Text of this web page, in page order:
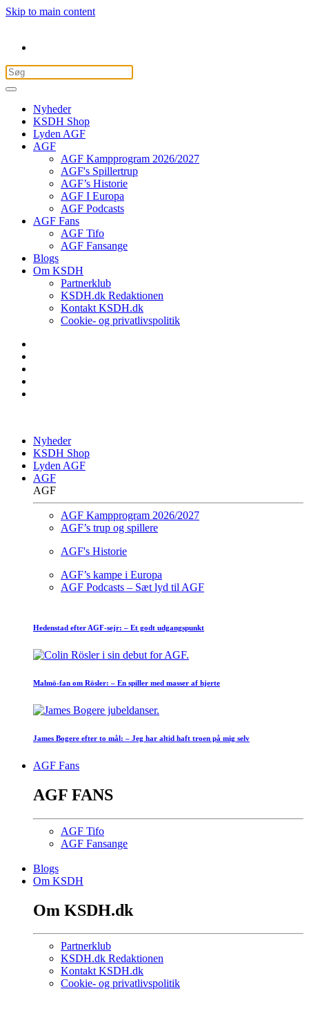
Skip to main content
Nyheder
KSDH Shop
Lyden AGF
AGF
AGF Kampprogram 2026/2027
AGF's Spillertrup
AGF’s Historie
AGF I Europa
AGF Podcasts
AGF Fans
AGF Tifo
AGF Fansange
Blogs
Om KSDH
Partnerklub
KSDH.dk Redaktionen
Kontakt KSDH.dk
Cookie- og privatlivspolitik
Nyheder
KSDH Shop
Lyden AGF
AGF
AGF
AGF Kampprogram 2026/2027
AGF’s trup og spillere
AGF's Historie
AGF’s kampe i Europa
AGF Podcasts – Sæt lyd til AGF
Hedenstad efter AGF-sejr: – Et godt udgangspunkt
Malmö-fan om Rösler: – En spiller med masser af hjerte
James Bogere efter to mål: – Jeg har altid haft troen på mig selv
AGF Fans
AGF FANS
AGF Tifo
AGF Fansange
Blogs
Om KSDH
Om KSDH.dk
Partnerklub
KSDH.dk Redaktionen
Kontakt KSDH.dk
Cookie- og privatlivspolitik